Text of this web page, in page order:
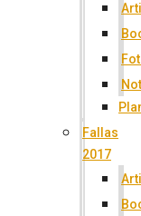
Fallas
2017